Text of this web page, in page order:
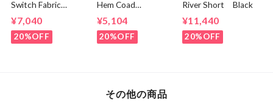
Switch Fabric
Ash Navy
¥7,040
20%OFF
Hem Coad
shirts Black /
Brown
¥5,104
20%OFF
River Short Black
¥11,440
20%OFF
その他の商品